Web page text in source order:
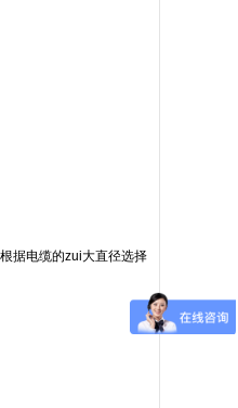
据电缆的zui大直径选择